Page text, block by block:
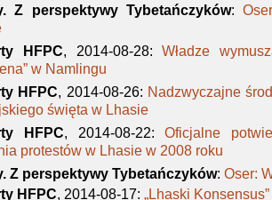
Z perspektywy Tybetańczyków:
HFPC, 2014-08-28:Władze
w Namlingu
HFPC, 2014-08-26: Nadzwyczajne
święta w Lhasie
HFPC, 2014-08-22:Oficjalne
protestów w Lhasie w 2008 roku
Z perspektywy Tybetańczyków:Oser:
HFPC, 2014-08-17:„Lhaski Konsensus”